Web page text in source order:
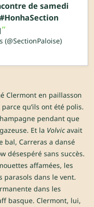
de samedi
#HonhaSection
Clermont en paillasson
qu’ils ont été polis.
pendant que
Et la Volvicavait
bal, Carreras a dansé
désespéré sans succès.
affamées, les
parasols dans le vent.
dans les
basque. Clermont, lui,